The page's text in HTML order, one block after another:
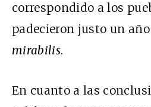
correspondido a los
padecieron justo un año
mirabilis.
En cuanto a las